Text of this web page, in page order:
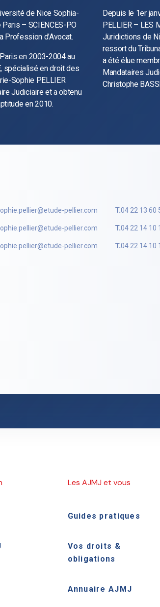
de Nice Sophia-
– SCIENCES-PO
Profession d’Avocat.
en 2003-2004 au
spécialisé en droit des
Sophie PELLIER
Judiciaire et a obtenu
en 2010.
Depuis le 1er
PELLIER – LES
Juridictions de
ressort du
a été élue
Mandataires
Christophe
pellier.com T.04 22 13 60
pellier.com T.04 22 14 10
pellier.com T.04 22 14 10
Les AJMJ et vous
Guides pratiques
Vos droits &
obligations
Annuaire AJMJ